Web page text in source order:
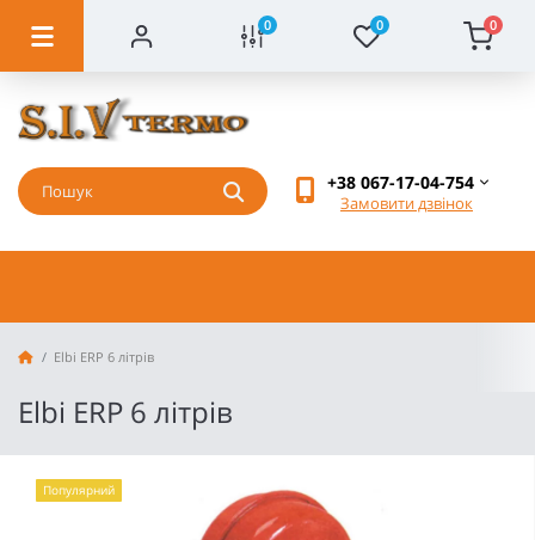
0 0 0
+38 067-17-04-754
Замовити дзвінок
Elbi ERP 6 літрів
Elbi ERP 6 літрів
Популярний